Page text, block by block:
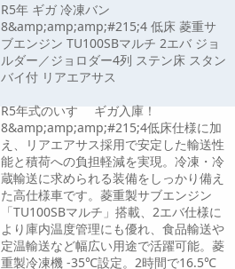
R5年 ギガ 冷凍バン
8&amp;amp;amp;#215;4 低床 菱重サ
ブエンジン TU100SBマルチ 2エバ ジョ
ルダー／ジョロダー4列 ステン床 スタン
バイ付 リアエアサス
R5年式のいすゞ ギガ入庫！
8&amp;amp;amp;#215;4低床仕様に加
え、リアエアサス採用で安定した輸送性
能と積荷への負担軽減を実現。冷凍・冷
蔵輸送に求められる装備をしっかり備え
た高仕様車です。菱重製サブエンジン
「TU100SBマルチ」搭載、2エバ仕様に
より庫内温度管理にも優れ、食品輸送や
定温輸送など幅広い用途で活躍可能。菱
重製冷凍機 -35℃設定。2時間で16.5℃